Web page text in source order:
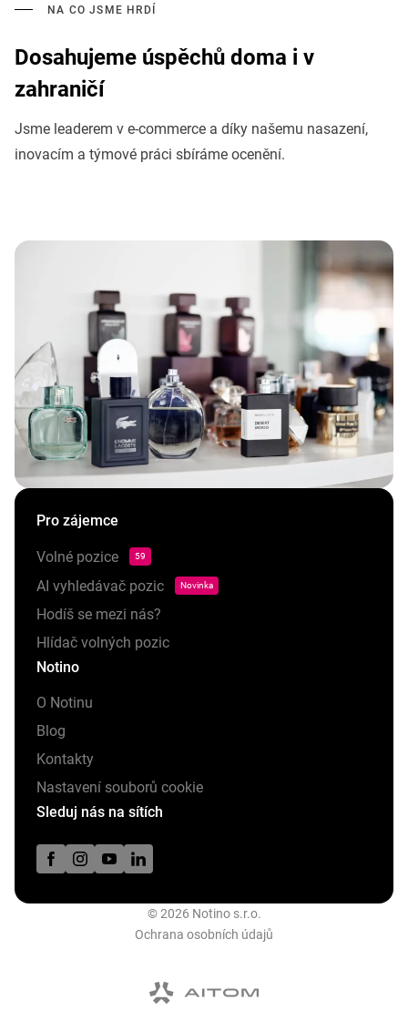
NA CO JSME HRDÍ
Dosahujeme úspěchů doma i v
zahraničí
Jsme leaderem v e-commerce a díky našemu nasazení,
inovacím a týmové práci sbíráme ocenění.
Pro zájemce
Volné pozice 59
AI vyhledávač pozic Novinka
Hodíš se mezi nás?
Hlídač volných pozic
Notino
O Notinu
Blog
Kontakty
Nastavení souborů cookie
Sleduj nás na sítích
© 2026 Notino s.r.o.
Ochrana osobních údajů